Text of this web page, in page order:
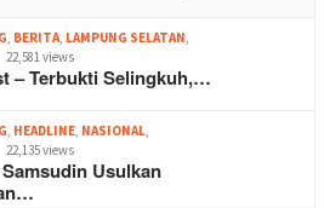
, BERITA, LAMPUNG SELATAN,
22,581 views
– Terbukti Selingkuh,…
, HEADLINE, NASIONAL,
22,135 views
Usulkan